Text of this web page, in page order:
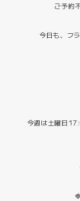
ご予約
今日も、フ
今週は土曜日